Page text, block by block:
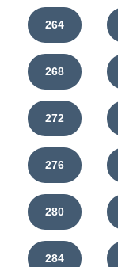
264
268
272
276
280
284